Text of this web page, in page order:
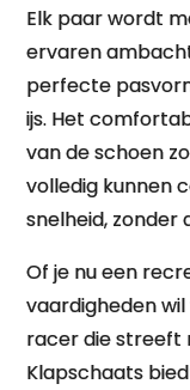
Elk paar wordt
ervaren
perfecte
ijs. Het
van de schoen
volledig kunnen
snelheid, zonder
Of je nu een
vaardigheden
racer die streeft
Klapschaats